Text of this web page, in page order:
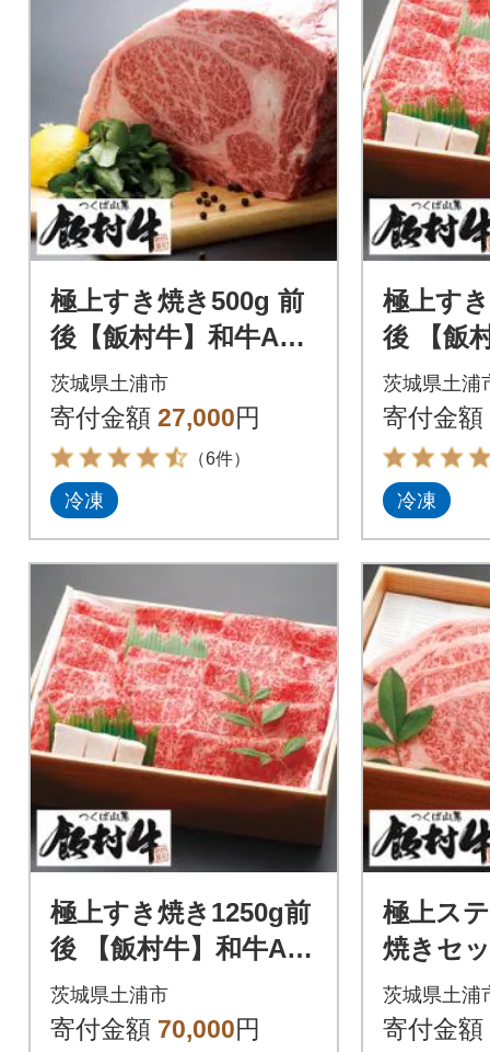
極上すき焼き500g 前
後【飯村牛】和牛A5
ランク
茨城県土浦市
寄付金額 27,000円
（6件）
冷凍
極上す
後 【飯
ランク
茨城県土浦
寄付金額
冷凍
極上すき焼き1250g前
後 【飯村牛】和牛A5
ランク
茨城県土浦市
寄付金額 70,000円
極上ス
焼きセ
牛】和
茨城県土浦
寄付金額